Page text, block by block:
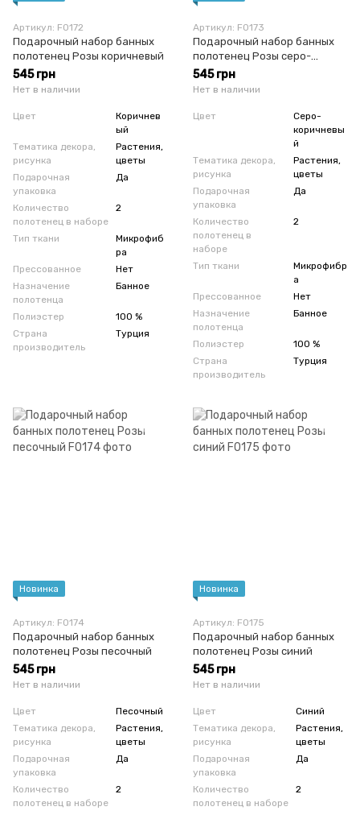
Артикул: F0172
Подарочный набор банных
полотенец Розы коричневый
545 грн
Нет в наличии
Цвет
Коричнев
ый
Тематика декора,
рисунка
Растения,
цветы
Подарочная
упаковка
Да
Количество
полотенец в наборе
2
Тип ткани
Микрофиб
ра
Прессованное
Нет
Назначение
полотенца
Банное
Полиэстер
100 %
Страна
производитель
Турция
Артикул: F0173
Подарочный набор банных
полотенец Розы серо-
коричневый
545 грн
Нет в наличии
Цвет
Серо-
коричневы
й
Тематика декора,
рисунка
Растения,
цветы
Подарочная
упаковка
Да
Количество
полотенец в
наборе
2
Тип ткани
Микрофибр
а
Прессованное
Нет
Назначение
полотенца
Банное
Полиэстер
100 %
Страна
производитель
Турция
Новинка
Артикул: F0174
Подарочный набор банных
полотенец Розы песочный
545 грн
Нет в наличии
Цвет
Песочный
Тематика декора,
рисунка
Растения,
цветы
Подарочная
упаковка
Да
Количество
полотенец в наборе
2
Новинка
Артикул: F0175
Подарочный набор банных
полотенец Розы синий
545 грн
Нет в наличии
Цвет
Синий
Тематика декора,
рисунка
Растения,
цветы
Подарочная
упаковка
Да
Количество
полотенец в наборе
2